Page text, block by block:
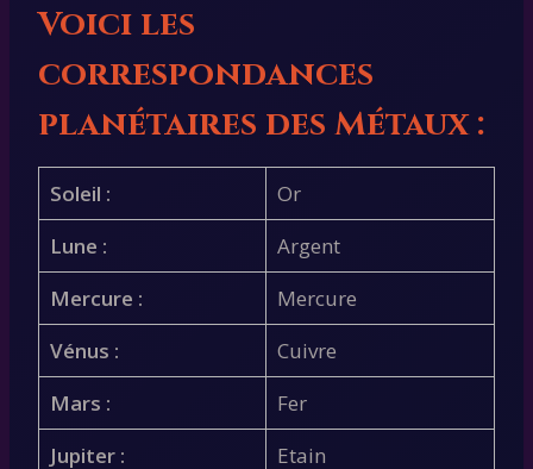
Voici les
correspondances
planétaires des Métaux :
Soleil :
Or
Lune :
Argent
Mercure :
Mercure
Vénus :
Cuivre
Mars :
Fer
Jupiter :
Etain